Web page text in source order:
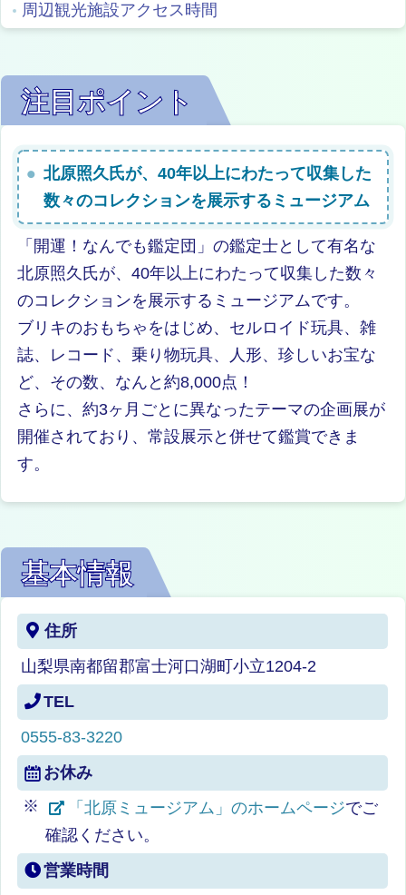
注目ポイント
北原照久氏が、40年以上にわたって収集した
数々のコレクションを展示するミュージアム
「開運！なんでも鑑定団」の鑑定士として有名な
北原照久氏が、40年以上にわたって収集した数々
のコレクションを展示するミュージアムです。
ブリキのおもちゃをはじめ、セルロイド玩具、雑
誌、レコード、乗り物玩具、人形、珍しいお宝な
ど、その数、なんと約8,000点！
さらに、約3ヶ月ごとに異なったテーマの企画展が
開催されており、常設展示と併せて鑑賞できま
す。
基本情報
住所
山梨県南都留郡富士河口湖町小立1204-2
TEL
0555-83-3220
お休み
「北原ミュージアム」のホームページでご
確認ください。
営業時間
周辺観光施設アクセス時間